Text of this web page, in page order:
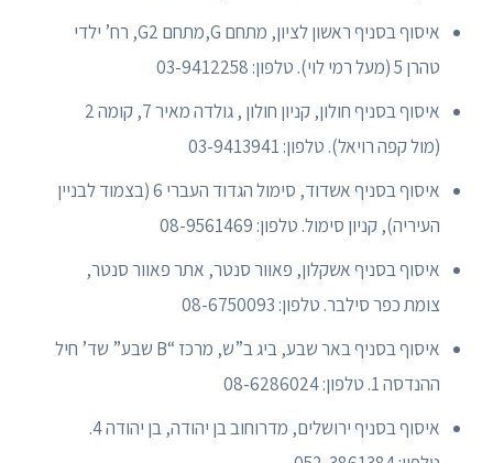
איסוף בסניף ראשון לציון, מתחם G,מתחם G2, רח’ ילדי
טהרן 5 (מעל רמי לוי). טלפון: 03-9412258
איסוף בסניף חולון, קניון חולון , גולדה מאיר 7, קומה 2
(מול קפה רויאל). טלפון: 03-9413941
איסוף בסניף אשדוד, סימול הגדוד העברי 6 (בצמוד לבניין
העיריה), קניון סימול. טלפון: 08-9561469
איסוף בסניף אשקלון, פאוור סנטר, אתר פאוור סנטר,
צומת כפר סילבר. טלפון: 08-6750093
איסוף בסניף באר שבע, ביג ב”ש, מרכז “B שבע” שד’ חיל
ההנדסה 1. טלפון: 08-6286024
איסוף בסניף ירושלים, מדרוחוב בן יהודה, בן יהודה 4.